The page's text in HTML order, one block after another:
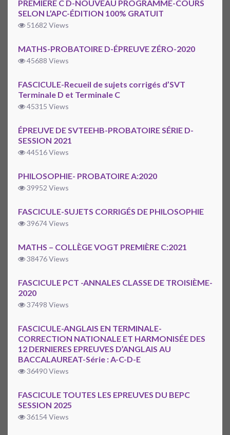
PREMIÈRE C D-NOUVEAU PROGRAMME-COURS
SELON L’APC-ÉDITION 100% GRATUIT
51682 Views
MATHS-PROBATOIRE D-ÉPREUVE ZÉRO-2020
45688 Views
FASCICULE-Recueil de sujets corrigés d’SVT
Terminale D et Terminale C
45315 Views
ÉPREUVE DE SVTEEHB-PROBATOIRE SÉRIE D-
SESSION 2021
44516 Views
PHILOSOPHIE- PROBATOIRE A:2020
39952 Views
FASCICULE-SUJETS CORRIGÉS DE PHILOSOPHIE
39674 Views
MATHS – COLLÈGE VOGT PREMIÈRE C:2021
38476 Views
FASCICULE PCT -ANNALES CLASSE DE TROISIÈME-
2020
37498 Views
FASCICULE-ANGLAIS EN TERMINALE-
CORRECTION NATIONALE ET HARMONISÉE DES
12 DERNIERES EPREUVES D’ANGLAIS AU
BACCALAUREAT-Série : A-C-D-E
36490 Views
FASCICULE TOUTES LES EPREUVES DU BEPC
SESSION 2025
36154 Views